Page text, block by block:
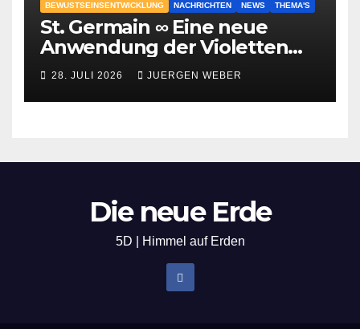
BEWUSTSEINSENTWICKLUNG NACHRICHTEN NEWS THEMA'S
St. Germain ∞ Eine neue
Anwendung der Violetten
Flamme
28. JULI 2026 JUERGEN WEBER
Die neue Erde
5D | Himmel auf Erden